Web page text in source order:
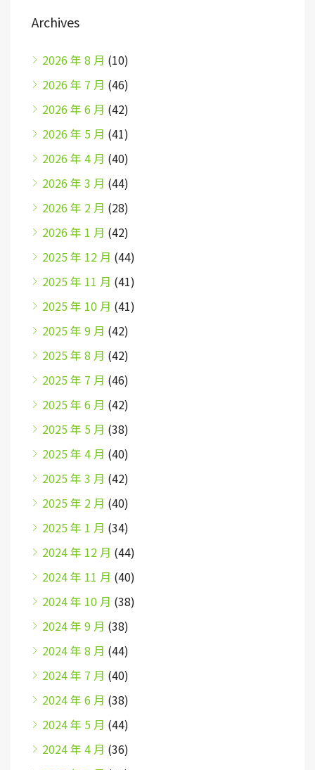
Archives
2026 年 8 月 (10)
2026 年 7 月 (46)
2026 年 6 月 (42)
2026 年 5 月 (41)
2026 年 4 月 (40)
2026 年 3 月 (44)
2026 年 2 月 (28)
2026 年 1 月 (42)
2025 年 12 月 (44)
2025 年 11 月 (41)
2025 年 10 月 (41)
2025 年 9 月 (42)
2025 年 8 月 (42)
2025 年 7 月 (46)
2025 年 6 月 (42)
2025 年 5 月 (38)
2025 年 4 月 (40)
2025 年 3 月 (42)
2025 年 2 月 (40)
2025 年 1 月 (34)
2024 年 12 月 (44)
2024 年 11 月 (40)
2024 年 10 月 (38)
2024 年 9 月 (38)
2024 年 8 月 (44)
2024 年 7 月 (40)
2024 年 6 月 (38)
2024 年 5 月 (44)
2024 年 4 月 (36)